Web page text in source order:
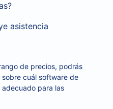
asistencia
de precios, podrás
cuál software de
para las